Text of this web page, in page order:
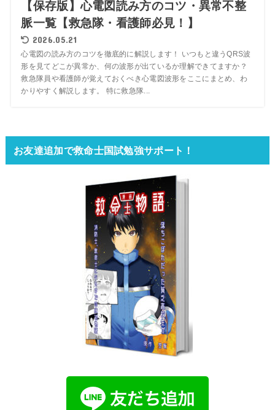
【保存版】心電図読み方のコツ・異常不整
脈一覧【救急隊・看護師必見！】
2026.05.21
心電図の読み方のコツを徹底的に解説します！ いつもと違うQRS波
形を見てどこが異常か、何の波形が出ているか理解できてますか？
救急隊員や看護師が覚えておくべき心電図波形をここにまとめ、わ
かりやすく解説します。 特に救急隊...
お友達追加で救命士国試勉強サポート！